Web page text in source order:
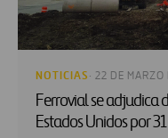
NOTICIAS · 22 DE
Ferrovial se adjudica
Estados Unidos por